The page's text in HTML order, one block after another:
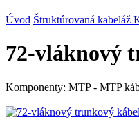
Úvod Štruktúrovaná kabeláž
72-vláknový
Komponenty: MTP - MTP